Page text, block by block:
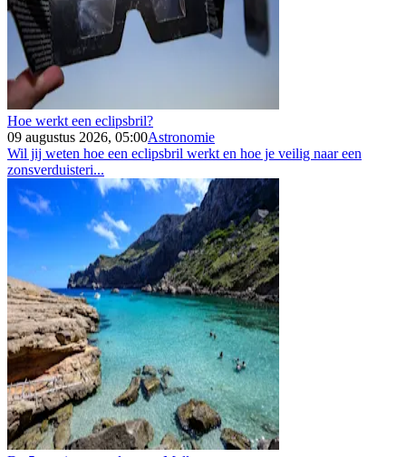
Hoe werkt een eclipsbril?
09 augustus 2026, 05:00Astronomie
Wil jij weten hoe een eclipsbril werkt en hoe je veilig naar een
zonsverduisteri...